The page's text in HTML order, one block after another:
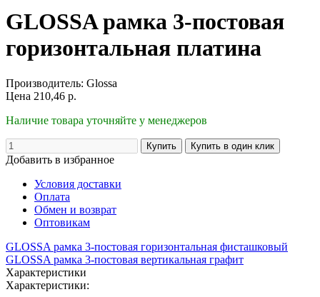
GLOSSA рамка 3-постовая
горизонтальная платина
Производитель: Glossa
Цена 210,46 р.
Наличие товара уточняйте у менеджеров
Добавить в избранное
Условия доставки
Оплата
Обмен и возврат
Оптовикам
GLOSSA рамка 3-постовая горизонтальная фисташковый
GLOSSA рамка 3-постовая вертикальная графит
Характеристики
Характеристики: